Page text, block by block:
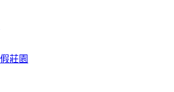
莊園